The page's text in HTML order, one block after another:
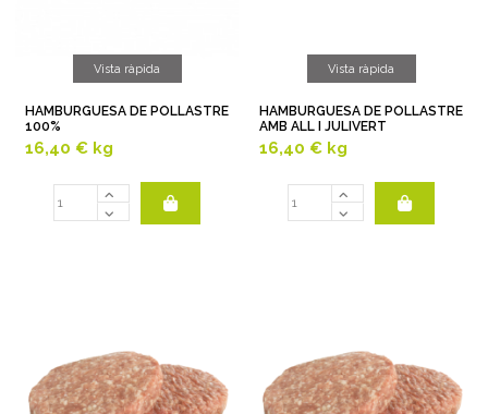
Vista ràpida
HAMBURGUESA DE POLLASTRE
100%
16,40 € kg
Vista ràpida
HAMBURGUESA DE POLLASTRE
AMB ALL I JULIVERT
16,40 € kg